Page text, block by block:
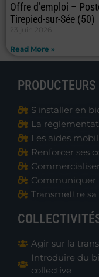
Offre d’emploi –
Tirepied-sur-Sée (50)
23 juin 2026
Read More »
PRODUCTEURS
S'installer en
La
Les aides
Renforcer ses
Communiquer
Transmettre
Agir sur la
Introduire du
collective